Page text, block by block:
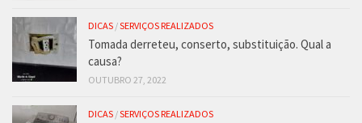
DICAS /SERVIÇOS REALIZADOS
Tomada derreteu, conserto, substituição. Qual a
causa?
OUTUBRO 27, 2022
DICAS /SERVIÇOS REALIZADOS